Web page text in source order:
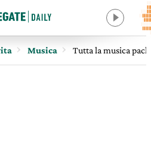
Musica Tutta la musica